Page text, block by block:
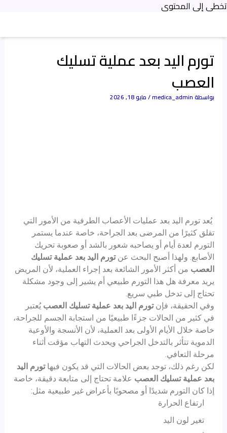
تخطي إلى المحتوى
تورم اليد بعد عملية تسليك
العصب
بواسطةmedica_admin
/مايو 18, 2026
يُعد تورم اليد بعد عمليات الأعصاب الطرفية من الأمور التي
تقلق كثيرًا من المرضى بعد الجراحة، خاصة عندما يستمر
التورم لعدة أيام أو يصاحبه شعور بالشد أو صعوبة تحريك
الأصابع. ولهذا أصبح البحث عنتورم اليد بعد عملية تسليك
العصب من أكثر الأمور الشائعة بعد إجراء العملية، لأن المريض
يريد معرفة هل هذا التورم طبيعي أم يشير إلى وجود مشكلة
تحتاج إلى تدخل طبي سريع.
وفي الحقيقة، فإنتورم اليد بعد عملية تسليك العصب يُعتبر
في كثير من الحالات جزءًا طبيعيًا من استجابة الجسم للجراحة،
خاصة خلال الأيام الأولى بعد العملية، لأن الأنسجة والأوعية
الدموية تتأثر بالتدخل الجراحي ويحدث التهاب مؤقت أثناء
مرحلة التعافي.
لكن رغم ذلك، توجد بعض الحالات التي قد يكون فيهاتورم اليد
بعد عملية تسليك العصب علامة تحتاج إلى متابعة دقيقة، خاصة
إذا كان التورم شديدًا أو مصحوبًا بأعراض غير طبيعية مثل:
ارتفاع الحرارة
تغير لون اليد